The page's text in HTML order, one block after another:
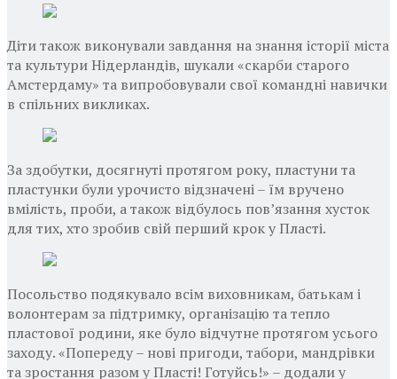
Діти також виконували завдання на знання історії міста
та культури Нідерландів, шукали «скарби старого
Амстердаму» та випробовували свої командні навички
в спільних викликах.
За здобутки, досягнуті протягом року, пластуни та
пластунки були урочисто відзначені – їм вручено
вмілість, проби, а також відбулось повʼязання хусток
для тих, хто зробив свій перший крок у Пласті.
Посольство подякувало всім виховникам, батькам і
волонтерам за підтримку, організацію та тепло
пластової родини, яке було відчутне протягом усього
заходу. «Попереду – нові пригоди, табори, мандрівки
та зростання разом у Пласті! Готуйсь!» – додали у